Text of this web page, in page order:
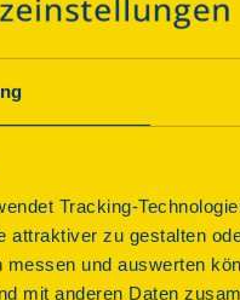
Tracking-
attraktiver zu gestalten
und auswerten
mit anderen Daten
Über
Das
dessen
Seile für zwei